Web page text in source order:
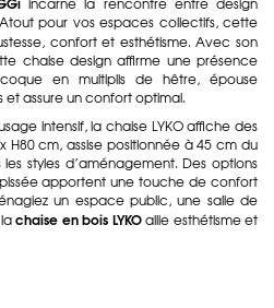
pour vos espaces collectifs, cette
confort et esthétisme. Avec son
chaise design affirme une présence
en multiplis de hêtre, épouse
assure un confort optimal.
intensif, la chaise LYKO affiche des
H80 cm, assise positionnée à 45 cm du
styles d’aménagement. Des options
apportent une touche de confort
un espace public, une salle de
chaise en bois LYKOallie esthétisme et